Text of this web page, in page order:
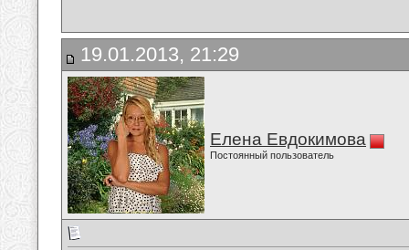
19.01.2013, 21:29
Елена Евдокимова
Постоянный пользователь